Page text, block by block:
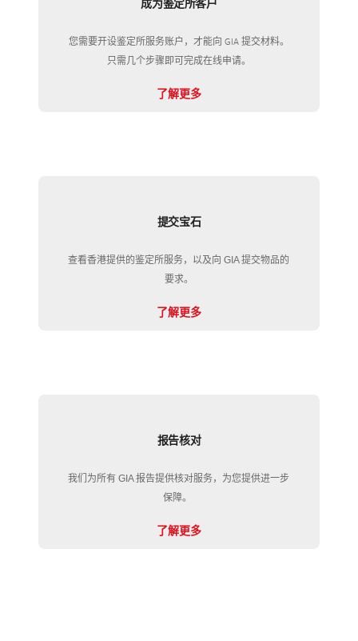
成为鉴定所客户
您需要开设鉴定所服务账户，才能向 GIA 提交材料。
只需几个步骤即可完成在线申请。
了解更多
提交宝石
查看香港提供的鉴定所服务，以及向 GIA 提交物品的
要求。
了解更多
报告核对
我们为所有 GIA 报告提供核对服务，为您提供进一步
保障。
了解更多